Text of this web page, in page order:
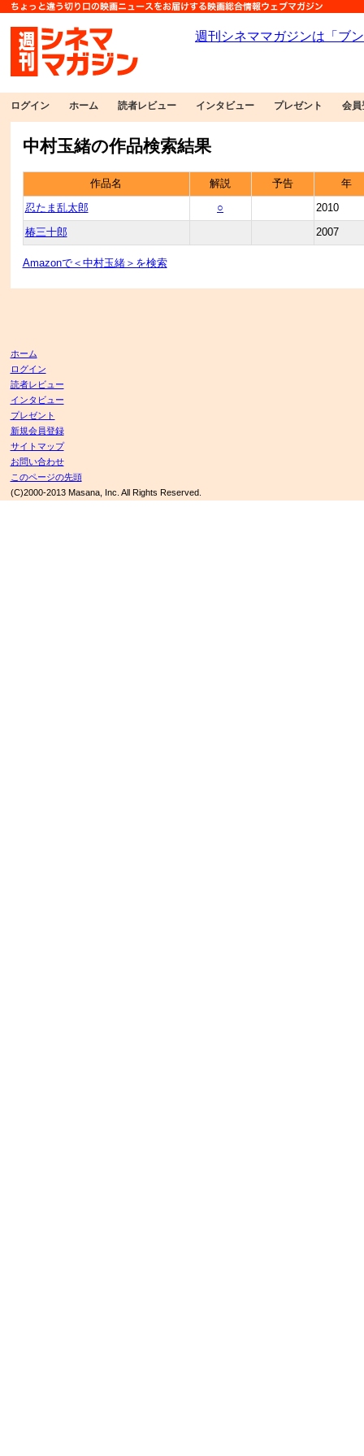
ログイン ホーム 読者レビュー インタビュー プレゼント 会員
中村玉緒の作品検索結果
作品名 解説 予告 年
忍たま乱太郎 ○ 2010
椿三十郎 2007
Amazonで＜中村玉緒＞を検索
ホーム
ログイン
読者レビュー
インタビュー
プレゼント
新規会員登録
サイトマップ
お問い合わせ
このページの先頭
(C)2000-2013 Masana, Inc. All Rights Reserved.